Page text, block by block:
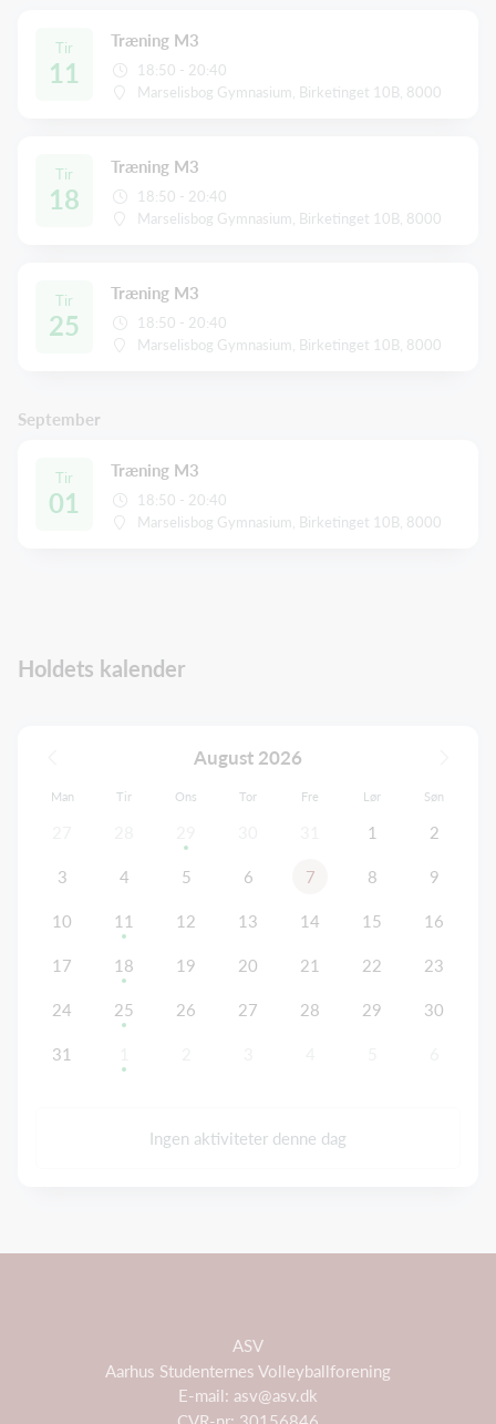
Tir
11
Træning M3
18:50 - 20:40
Marselisbog Gymnasium, Birketinget 10B, 8000
Tir
18
Træning M3
18:50 - 20:40
Marselisbog Gymnasium, Birketinget 10B, 8000
Tir
25
Træning M3
18:50 - 20:40
Marselisbog Gymnasium, Birketinget 10B, 8000
September
Tir
01
Træning M3
18:50 - 20:40
Marselisbog Gymnasium, Birketinget 10B, 8000
Holdets kalender
August 2026
Man Tir Ons Tor Fre Lør Søn
1 2
3 4 5 6 7 8 9
10 11 12 13 14 15 16
17 18 19 20 21 22 23
24 25 26 27 28 29 30
31
Ingen aktiviteter denne dag
ASV
Aarhus Studenternes Volleyballforening
E-mail: asv@asv.dk